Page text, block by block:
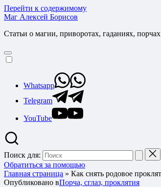
Перейти к содержимому
Маг Алексей Борисов
Статьи о магии, приворотах, гаданиях,
Whatsapp
Telegram
YouTube
Поиск для:
Обратиться за помощью
Главная страница » Как снять родовое
Опубликовано вПорча, сглаз, проклятия